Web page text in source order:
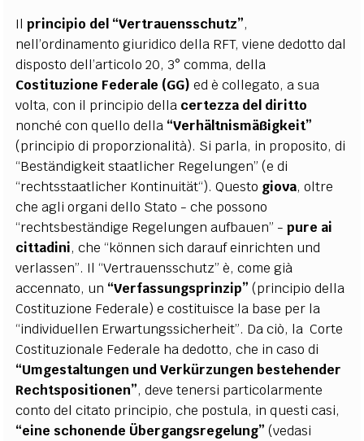
Ilprincipio del “Vertrauensschutz”,
nell’ordinamento giuridico della RFT, viene dedotto dal
disposto dell’articolo 20, 3° comma, della
Costituzione Federale (GG) ed è collegato, a sua
volta, con il principio della certezza del diritto
nonché con quello della “Verhältnismäßigkeit”
(principio di proporzionalità). Si parla, in proposito, di
“Beständigkeit staatlicher Regelungen” (e di
“rechtsstaatlicher Kontinuität“). Questo giova, oltre
che agli organi dello Stato - che possono
‘‘rechtsbeständige Regelungen aufbauen” -pure ai
cittadini, che “können sich darauf einrichten und
verlassen”. Il “Vertrauensschutz” è, come già
accennato, un “Verfassungsprinzip” (principio della
Costituzione Federale) e costituisce la base per la
“individuellen Erwartungssicherheit”. Da ciò, la Corte
Costituzionale Federale ha dedotto, che in caso di
“Umgestaltungen und Verkürzungen bestehender
Rechtspositionen”, deve tenersi particolarmente
conto del citato principio, che postula, in questi casi,
“eine schonende Übergangsregelung” (vedasi